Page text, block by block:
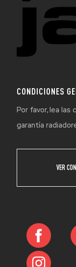
CONDICIONES
Por favor, lea las
garantía
VER